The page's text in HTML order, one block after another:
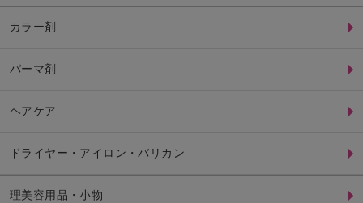
カラー剤
パーマ剤
ヘアケア
ドライヤー・アイロン・バリカン
理美容用品・小物